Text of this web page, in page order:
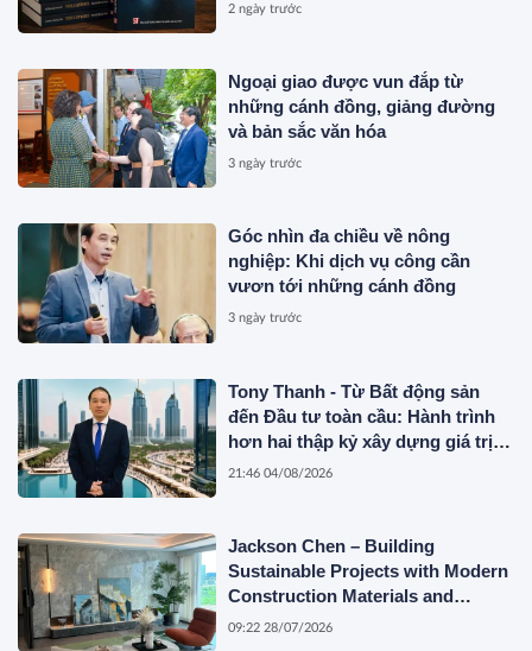
2 ngày trước
Ngoại giao được vun đắp từ
những cánh đồng, giảng đường
và bản sắc văn hóa
3 ngày trước
Góc nhìn đa chiều về nông
nghiệp: Khi dịch vụ công cần
vươn tới những cánh đồng
3 ngày trước
Tony Thanh - Từ Bất động sản
đến Đầu tư toàn cầu: Hành trình
hơn hai thập kỷ xây dựng giá trị
của một doanh nhân Việt tại Úc
21:46 04/08/2026
Jackson Chen – Building
Sustainable Projects with Modern
Construction Materials and
Innovative Container Solutions
09:22 28/07/2026